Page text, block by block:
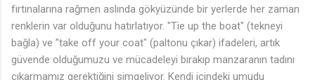
fırtınalarına rağmen aslında gökyüzünde bir yerlerde her zaman
renklerin var olduğunu hatırlatıyor. "Tie up the boat" (tekneyi
bağla) ve "take off your coat" (paltonu çıkar) ifadeleri, artık
güvende olduğumuzu ve mücadeleyi bırakıp manzaranın tadını
çıkarmamız gerektiğini simgeliyor. Kendi içindeki umudu